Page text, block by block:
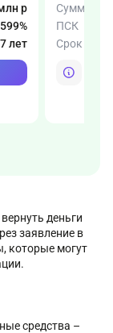
р
лет
Сумма
ПСК
Срок
деньги
заявление в
которые могут
средства –